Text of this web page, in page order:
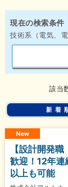
現在の検索条件
技術系（電気、
該当
新着
New
【設計開発
歓迎！12年
以上も可能